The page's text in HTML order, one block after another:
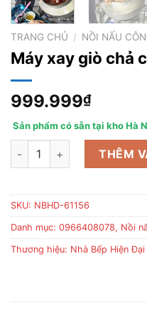
TRANG CHỦ / NỒI NẤU
Máy xay giò chả
999.999₫
Sản phẩm có sẵn tại kho Hà
Máy xay giò chả côngTHÊM
SKU: NBHD-61156
Danh mục: 0966408078, Nồi
Thương hiệu: Nhà Bếp Hiện Đại